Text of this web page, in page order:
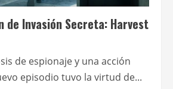
de Invasión Secreta: Harvest
de espionaje y una acción
episodio tuvo la virtud de...